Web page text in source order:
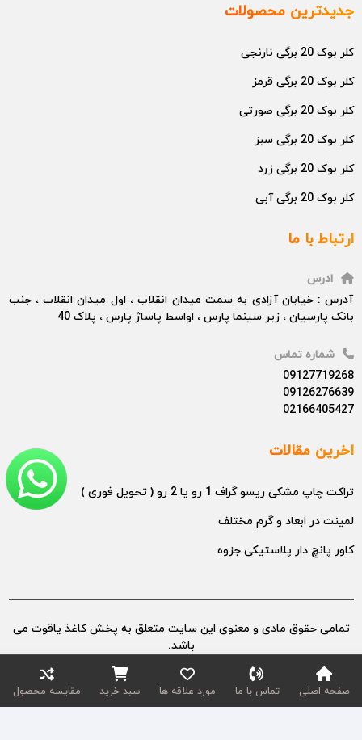
صفحه اصلی تماس با ما مورد علاقه ها سبد خرید مقایسه محصول
جدیدترین محصولات
کلر بوک 20 برگی نارنجی
کلر بوک 20 برگی قرمز
کلر بوک 20 برگی صورتی
کلر بوک 20 برگی سبز
کلر بوک 20 برگی زرد
کلر بوک 20 برگی آبی
ارتباط با ما
ادرس
آدرس : خیابان آزادی به سمت میدان انقلاب ، اول میدان انقلاب ، جنب
بانک پارسیان ، زیر سینما پارس ، اواسط پاساژ پارس ، پلاک 40
شماره تماس
09127719268
09126276639
02166405427
اخرین مقالات
تراکت چاپ مشکی ریسو گراف 1 رو یا 2 رو ( تحویل فوری )
لمینت در ابعاد و گرم مختلف
کاور پانچ دار پلاستیکی جزوه
تمامی حقوق مادی و معنوی این سایت متعلق به پخش کاغذ یاقوت می
باشد.
طراح سایت : عامر تجارت خلیج فارس